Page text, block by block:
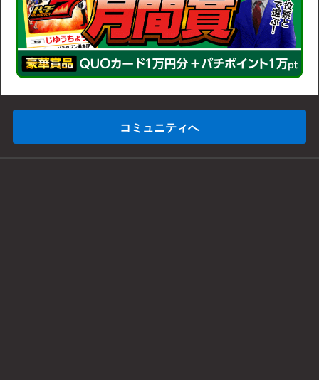
コミュニティへ